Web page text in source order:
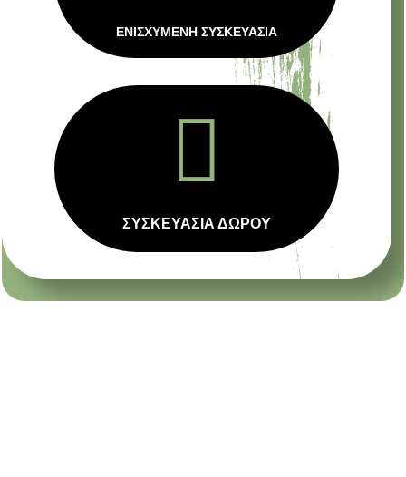
ΕΝΙΣΧΥΜΕΝΗ ΣΥΣΚΕΥΑΣΙΑ

ΣΥΣΚΕΥΑΣΙΑ ΔΩΡΟΥ